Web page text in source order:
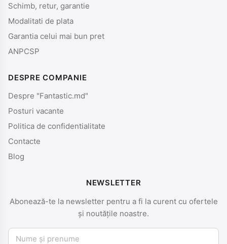
Schimb, retur, garantie
Modalitati de plata
Garantia celui mai bun pret
ANPCSP
DESPRE COMPANIE
Despre "Fantastic.md"
Posturi vacante
Politica de confidentialitate
Contacte
Blog
NEWSLETTER
Abonează-te la newsletter pentru a fi la curent cu ofertele
și noutățile noastre.
Nume și prenume